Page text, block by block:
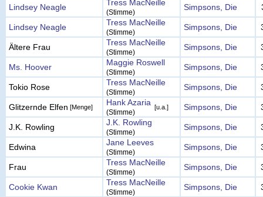
Lindsey Neagle Tress MacNeille
(Stimme)
Simpsons, Die
Lindsey Neagle Tress MacNeille
(Stimme)
Simpsons, Die
Ältere Frau Tress MacNeille
(Stimme)
Simpsons, Die
Ms. Hoover Maggie Roswell
(Stimme)
Simpsons, Die
Tokio Rose Tress MacNeille
(Stimme)
Simpsons, Die
Glitzernde Elfen [Menge] Hank Azaria
(Stimme)
[u.a.] Simpsons, Die
J.K. Rowling J.K. Rowling
(Stimme)
Simpsons, Die
Edwina Jane Leeves
(Stimme)
Simpsons, Die
Frau Tress MacNeille
(Stimme)
Simpsons, Die
Cookie Kwan Tress MacNeille
(Stimme)
Simpsons, Die